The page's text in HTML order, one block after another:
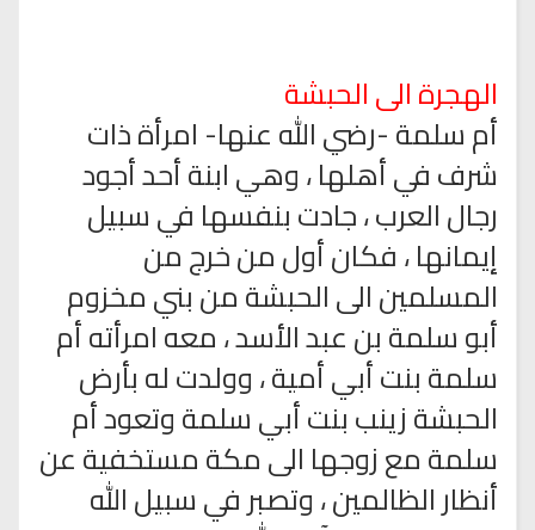
الهجرة الى الحبشة
أم سلمة -رضي الله عنها- امرأة ذات
شرف في أهلها ، وهي ابنة أحد أجود
رجال العرب ، جادت بنفسها في سبيل
إيمانها ، فكان أول من خرج من
المسلمين الى الحبشة من بني مخزوم
أبو سلمة بن عبد الأسد ، معه امرأته أم
سلمة بنت أبي أمية ، وولدت له بأرض
الحبشة زينب بنت أبي سلمة وتعود أم
سلمة مع زوجها الى مكة مستخفية عن
أنظار الظالمين ، وتصبر في سبيل الله